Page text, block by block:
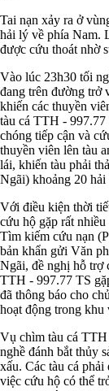
Tai nạn xảy ra ở
hải lý về phía Nam.
được cứu thoát nhờ
Vào lúc 23h30 tối
đang trên đường trở
khiến các thuyền
tàu cá TTH - 997.77
chóng tiếp cận và
thuyền viên lên tàu
lái, khiến tàu phải
Ngãi) khoảng 20 hải
Với điều kiện thời
cứu hộ gặp rất
Tìm kiếm cứu nạn
bản khẩn gửi Văn
Ngãi, đề nghị hỗ trợ
TTH - 997.77 TS
đã thông báo cho
hoạt động trong khu
Vụ chìm tàu cá TTH
nghề đánh bắt thủy
xấu. Các tàu cá
việc cứu hộ có thể